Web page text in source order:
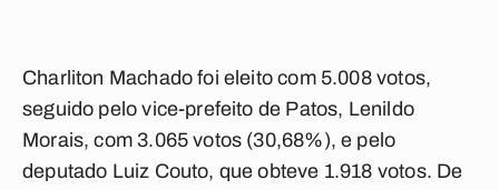
Charliton Machado foi eleito com 5.008 votos,
seguido pelo vice-prefeito de Patos, Lenildo
Morais, com 3.065 votos (30,68%), e pelo
deputado Luiz Couto, que obteve 1.918 votos. De